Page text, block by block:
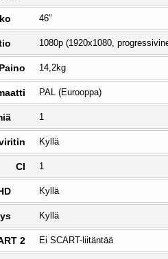
46"
1080p (1920x1080,
Paino 14,2kg
PAL (Eurooppa)
1
Kyllä
CI 1
Kyllä
Kyllä
2 Ei SCART-liitäntää